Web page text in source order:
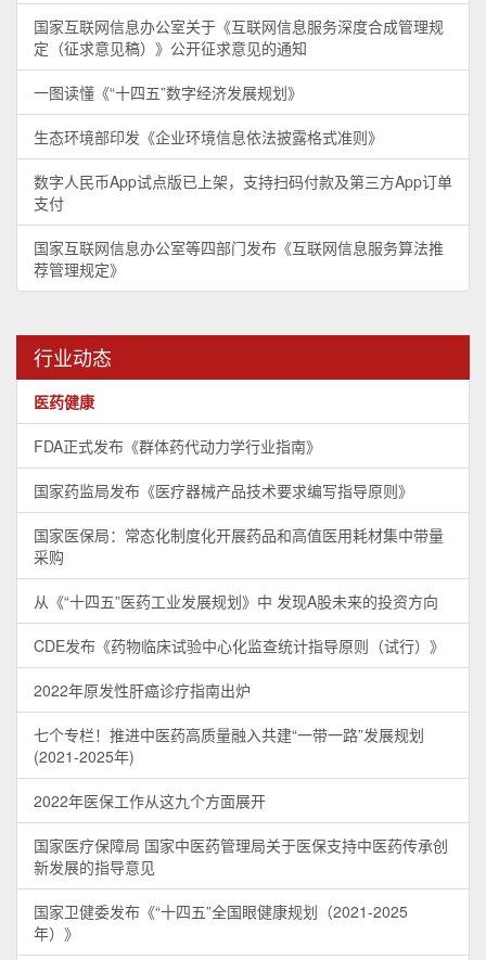
国家互联网信息办公室关于《互联网信息服务深度合成管理规
定（征求意见稿）》公开征求意见的通知
一图读懂《“十四五”数字经济发展规划》
生态环境部印发《企业环境信息依法披露格式准则》
数字人民币App试点版已上架，支持扫码付款及第三方App订单
支付
国家互联网信息办公室等四部门发布《互联网信息服务算法推
荐管理规定》
行业动态
医药健康
FDA正式发布《群体药代动力学行业指南》
国家药监局发布《医疗器械产品技术要求编写指导原则》
国家医保局：常态化制度化开展药品和高值医用耗材集中带量
采购
从《“十四五”医药工业发展规划》中 发现A股未来的投资方向
CDE发布《药物临床试验中心化监查统计指导原则（试行）》
2022年原发性肝癌诊疗指南出炉
七个专栏！推进中医药高质量融入共建“一带一路”发展规划
(2021-2025年)
2022年医保工作从这九个方面展开
国家医疗保障局 国家中医药管理局关于医保支持中医药传承创
新发展的指导意见
国家卫健委发布《“十四五”全国眼健康规划（2021-2025
年）》